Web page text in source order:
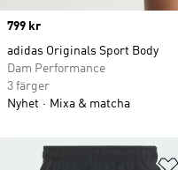
Price
799 kr
adidas Originals Sport Body
Dam Performance
3 färger
Nyhet
Mixa & matcha